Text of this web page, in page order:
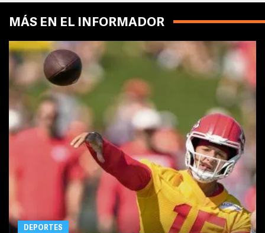
MÁS EN EL INFORMADOR
DEPORTES